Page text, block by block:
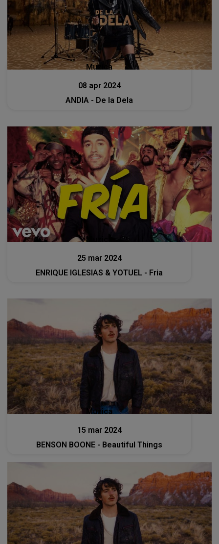
Muzica
08 apr 2024
ANDIA - De la Dela
Muzica
25 mar 2024
ENRIQUE IGLESIAS & YOTUEL - Fria
Muzica
15 mar 2024
BENSON BOONE - Beautiful Things